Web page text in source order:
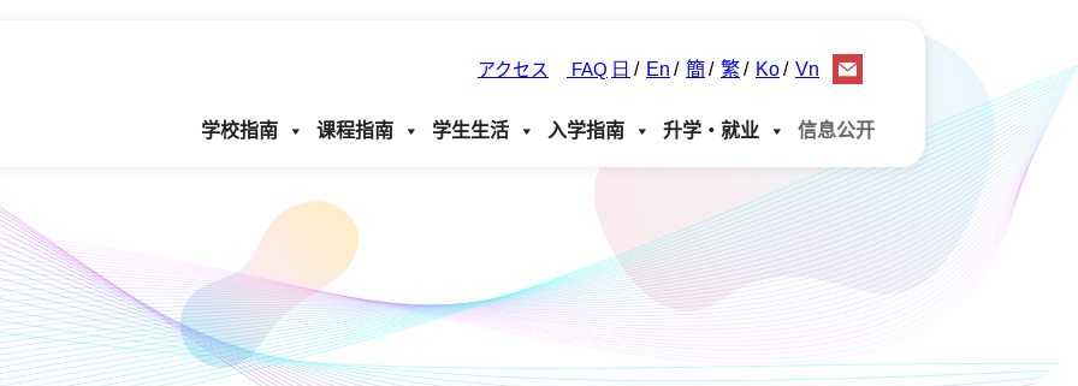
アクセス FAQ 日 En 簡 繁 Ko Vn
学校指南 课程指南 学生生活 入学指南 升学・就业 信息公开